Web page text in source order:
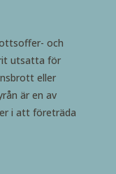
och
utsatta för
eller
är en av
i att företräda